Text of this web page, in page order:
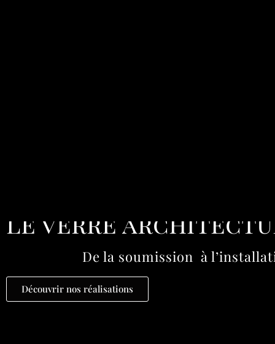
Le verre
De la soumission à
Découvrir nos réalisations